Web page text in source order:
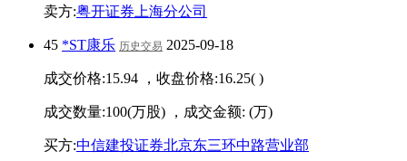
卖方:粤开证券上海分公司
45 *ST康乐 历史交易 2025-09-18
成交价格:15.94 ，收盘价格:16.25( )
成交数量:100(万股) ，成交金额: (万)
买方:中信建投证券北京东三环中路营业部